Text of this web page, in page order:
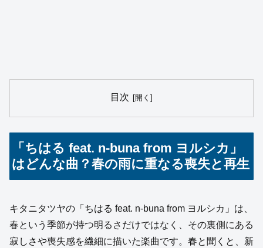
目次
「ちはる feat. n-buna from ヨルシカ」
はどんな曲？春の雨に重なる喪失と再生
キタニタツヤの「ちはる feat. n-buna from ヨルシカ」は、
春という季節が持つ明るさだけではなく、その裏側にある
寂しさや喪失感を繊細に描いた楽曲です。春と聞くと、新